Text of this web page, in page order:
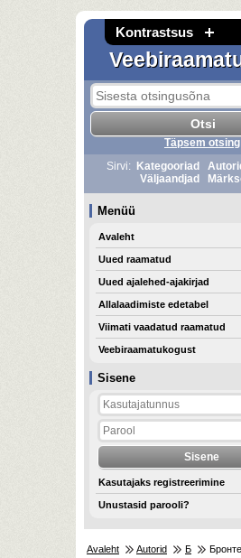
Kontrastsus
Sisene
Kasutajaks registreerimine
Unustasid parooli?
Täpsem otsing
Sirvi:
Kategooriad
Väljaandjad
Menüü
Avaleht
Uued raamatud
Uued ajalehed-ajakirjad
Allalaadimiste edetabel
Viimati vaadatud raamatud
Veebiraamatukogust
Avaleht Autorid Б